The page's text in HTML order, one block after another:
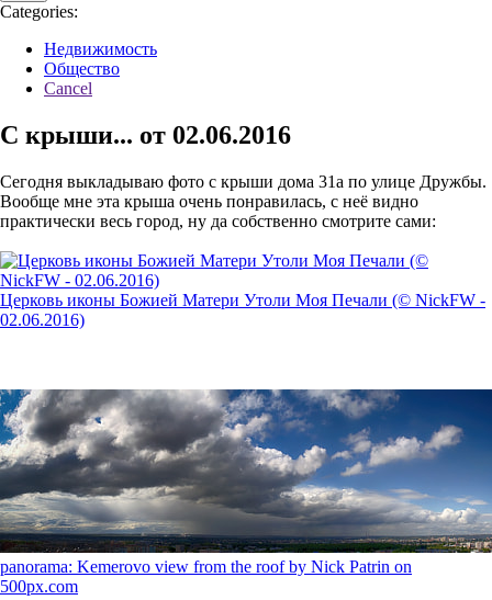
Categories:
Недвижимость
Общество
Cancel
С крыши... от 02.06.2016
Сегодня выкладываю фото с крыши дома 31а по улице Дружбы.
Вообще мне эта крыша очень понравилась, с неё видно
практически весь город, ну да собственно смотрите сами:
Церковь иконы Божией Матери Утоли Моя Печали (© NickFW -
02.06.2016)
panorama: Kemerovo view from the roof by Nick Patrin on
500px.com